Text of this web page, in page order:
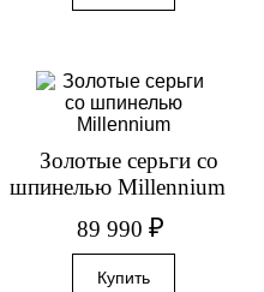
Золотые серьги со
шпинелью Millennium
89 990 ₽